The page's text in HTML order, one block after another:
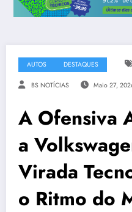
AUTOS DESTAQUES
BS NOTÍCIAS Maio 27,
A Ofensiva
a
Virada
o Ritmo do